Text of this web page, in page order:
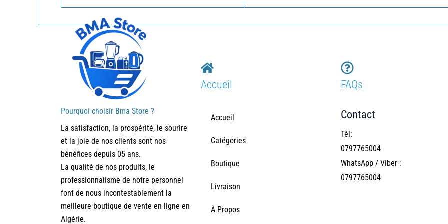
Accueil FAQs
Pourquoi choisir Bma Store ?
La satisfaction, la prospérité, le sourire
et la joie de nos clients sont nos
bénéfices depuis 05 ans.
La qualité de nos produits, le
professionnalisme de notre personnel
font de nous incontestablement la
meilleure boutique de vente en ligne en
Algérie.
Accueil
Catégories
Boutique
Livraison
À Propos
Contact
Tél:
0797765004
WhatsApp / Viber :
0797765004